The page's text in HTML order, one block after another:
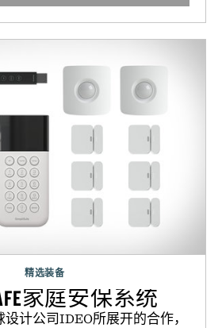
精选装备
家庭安保系统
计公司IDEO所展开的合作，